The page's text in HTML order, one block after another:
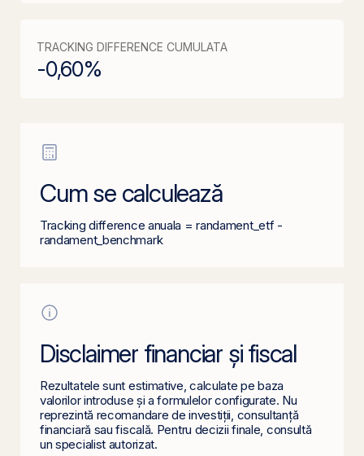
TRACKING DIFFERENCE CUMULATA
-0,60%
Cum se calculează
Tracking difference anuala = randament_etf -
randament_benchmark
Disclaimer financiar și fiscal
Rezultatele sunt estimative, calculate pe baza
valorilor introduse și a formulelor configurate. Nu
reprezintă recomandare de investiții, consultanță
financiară sau fiscală. Pentru decizii finale, consultă
un specialist autorizat.